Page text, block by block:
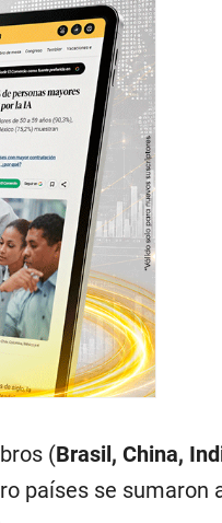
(Brasil, China,
países se sumaron